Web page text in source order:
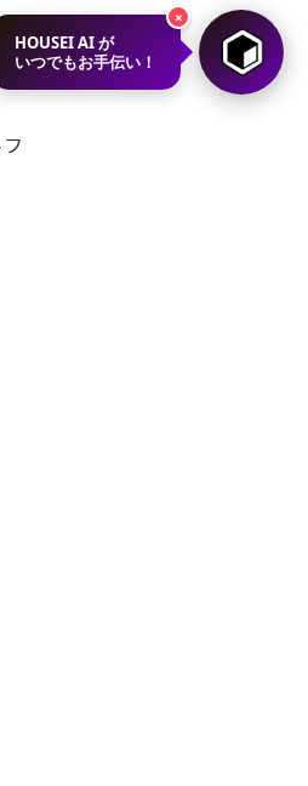
HOUSEI AI が
いつでもお手伝い！
×